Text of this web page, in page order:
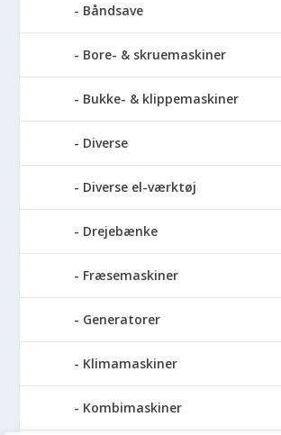
Båndsave
Bore- & skruemaskiner
Bukke- & klippemaskiner
Diverse
Diverse el-værktøj
Drejebænke
Fræsemaskiner
Generatorer
Klimamaskiner
Kombimaskiner